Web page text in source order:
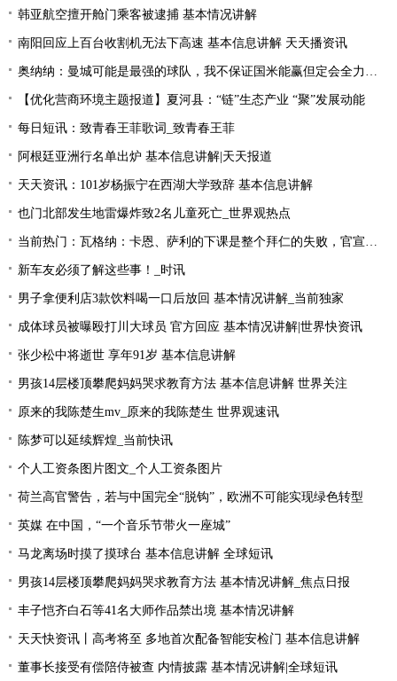
韩亚航空擅开舱门乘客被逮捕 基本情况讲解
南阳回应上百台收割机无法下高速 基本信息讲解 天天播资讯
奥纳纳：曼城可能是最强的球队，我不保证国米能赢但定会全力以赴|环球最新
【优化营商环境主题报道】夏河县：“链”生态产业 “聚”发展动能
每日短讯：致青春王菲歌词_致青春王菲
阿根廷亚洲行名单出炉 基本信息讲解|天天报道
天天资讯：101岁杨振宁在西湖大学致辞 基本信息讲解
也门北部发生地雷爆炸致2名儿童死亡_世界观热点
当前热门：瓦格纳：卡恩、萨利的下课是整个拜仁的失败，官宣的时机让我无言
新车友必须了解这些事！_时讯
男子拿便利店3款饮料喝一口后放回 基本情况讲解_当前独家
成体球员被曝殴打川大球员 官方回应 基本情况讲解|世界快资讯
张少松中将逝世 享年91岁 基本信息讲解
男孩14层楼顶攀爬妈妈哭求教育方法 基本信息讲解 世界关注
原来的我陈楚生mv_原来的我陈楚生 世界观速讯
陈梦可以延续辉煌_当前快讯
个人工资条图片图文_个人工资条图片
荷兰高官警告，若与中国完全“脱钩”，欧洲不可能实现绿色转型
英媒 在中国，“一个音乐节带火一座城”
马龙离场时摸了摸球台 基本信息讲解 全球短讯
男孩14层楼顶攀爬妈妈哭求教育方法 基本情况讲解_焦点日报
丰子恺齐白石等41名大师作品禁出境 基本情况讲解
天天快资讯丨高考将至 多地首次配备智能安检门 基本信息讲解
董事长接受有偿陪侍被查 内情披露 基本情况讲解|全球短讯